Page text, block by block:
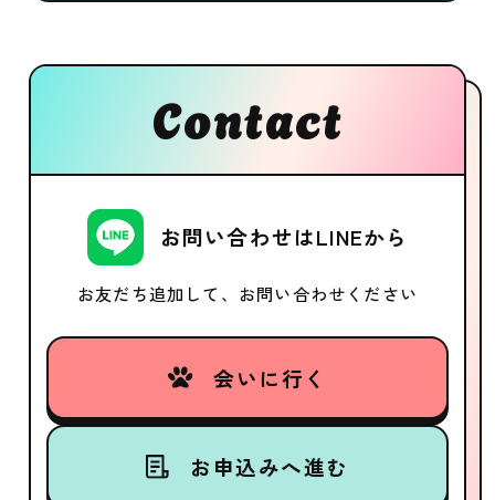
Contact
お問い合わせはLINEから
お友だち追加して、お問い合わせください
会いに行く
お申込みへ進む